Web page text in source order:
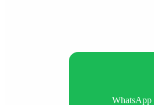
WhatsApp